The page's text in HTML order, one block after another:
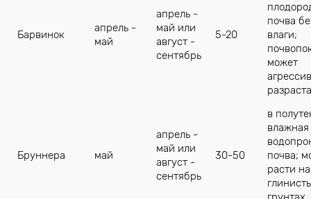
Барвинок
апрель -
май
апрель -
май или
август -
сентябрь
5-20
почва
влаги;
может
Бруннера май
апрель -
май или
август -
сентябрь
30-50
в
влажная
почва;
расти